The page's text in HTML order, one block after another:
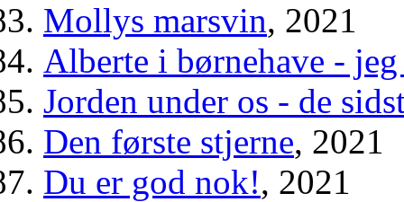
Mollys marsvin, 2021
Alberte i børnehave -
Jorden under os - de
Den første stjerne, 2021
Du er god nok!, 2021